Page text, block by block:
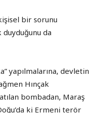
bir sorunu
duyduğunu da
yapılmalarına, devletin
Hınçak
bombadan, Maraş
ki Ermeni terör